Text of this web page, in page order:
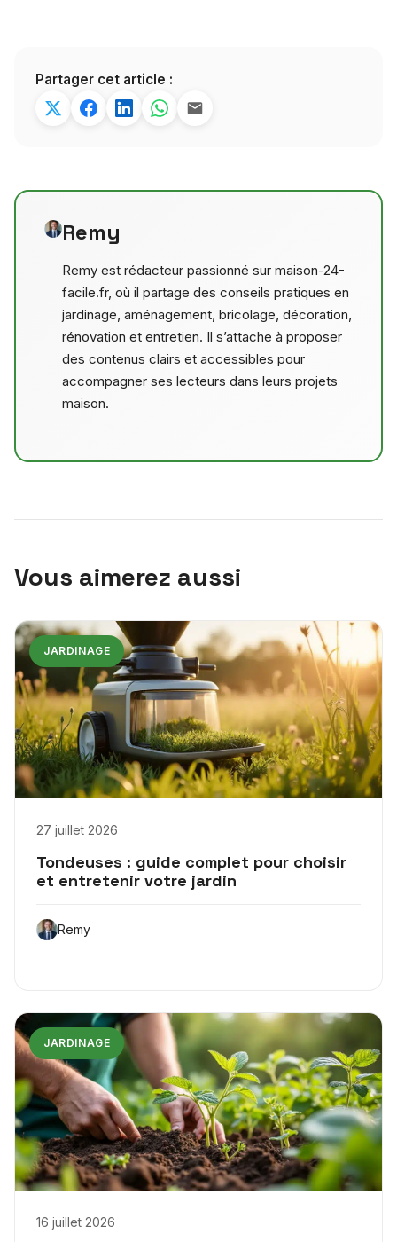
Partager cet article :
Remy
Remy est rédacteur passionné sur maison-24-
facile.fr, où il partage des conseils pratiques en
jardinage, aménagement, bricolage, décoration,
rénovation et entretien. Il s’attache à proposer
des contenus clairs et accessibles pour
accompagner ses lecteurs dans leurs projets
maison.
Vous aimerez aussi
JARDINAGE
27 juillet 2026
Tondeuses : guide complet pour choisir
et entretenir votre jardin
Remy
JARDINAGE
16 juillet 2026